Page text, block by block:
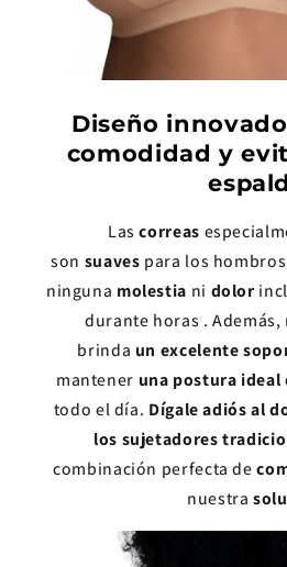
Diseño
comodidad y
Lascorreas
son suaves para los
ninguna molestia ni dolor
durante horas .
brinda un excelente
mantener una postura ideal
todo el día. Dígale adiós al
los sujetadores
combinación perfecta de
nuestra